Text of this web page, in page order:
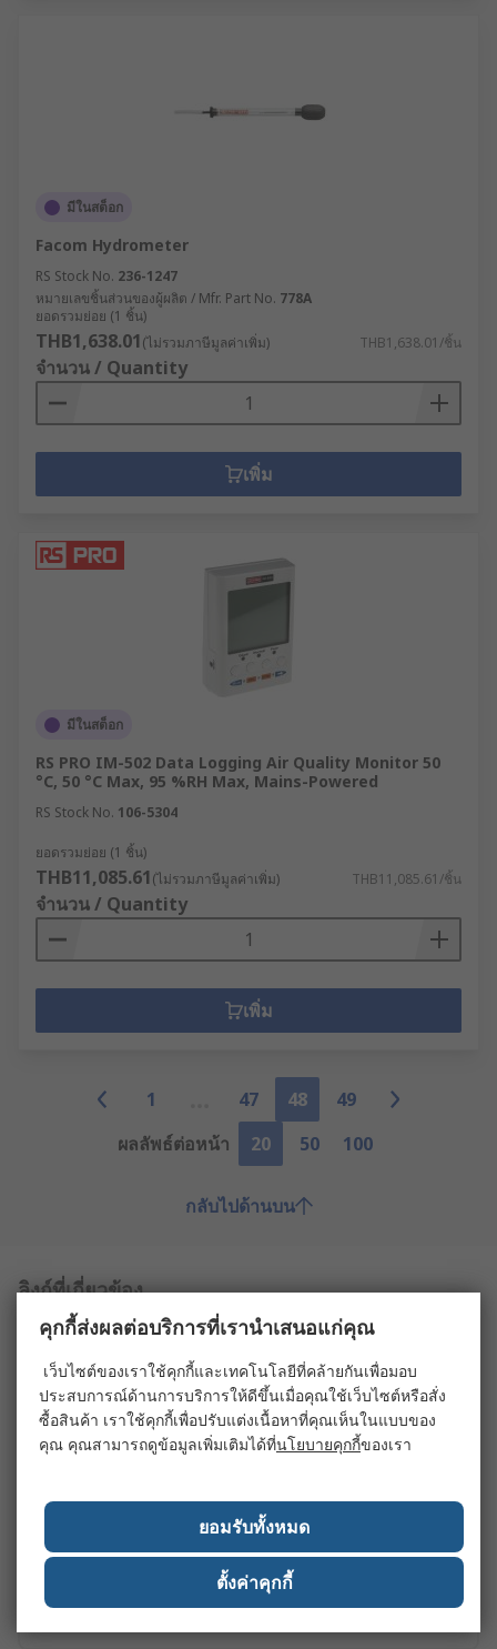
มีในสต็อก
Facom Hydrometer
RS Stock No. 236-1247
หมายเลขชิ้นส่วนของผู้ผลิต / Mfr. Part No. 778A
ยอดรวมย่อย (1 ชิ้น)
THB1,638.01(ไม่รวมภาษีมูลค่าเพิ่ม) THB1,638.01/ชิ้น
จำนวน / Quantity
เพิ่ม
มีในสต็อก
RS PRO IM-502 Data Logging Air Quality Monitor 50
°C, 50 °C Max, 95 %RH Max, Mains-Powered
RS Stock No. 106-5304
ยอดรวมย่อย (1 ชิ้น)
THB11,085.61(ไม่รวมภาษีมูลค่าเพิ่ม) THB11,085.61/ชิ้น
จำนวน / Quantity
เพิ่ม
1 47 48
49
ผลลัพธ์ต่อหน้า
20 50 100
กลับไปด้านบน
ลิงก์ที่เกี่ยวข้อง
Engineering Test & Measurement
Pressure Test & Measurement
Speed Test & Measurement
คุกกี้ส่งผลต่อบริการที่เรานำเสนอแก่คุณ
เว็บไซต์ของเราใช้คุกกี้และเทคโนโลยีที่คล้ายกันเพื่อมอบ
ประสบการณ์ด้านการบริการให้ดีขึ้นเมื่อคุณใช้เว็บไซต์หรือสั่ง
ซื้อสินค้า เราใช้คุกกี้เพื่อปรับแต่งเนื้อหาที่คุณเห็นในแบบของ
คุณ คุณสามารถดูข้อมูลเพิ่มเติมได้ที่นโยบายคุกกี้ของเรา
ยอมรับทั้งหมด
ตั้งค่าคุกกี้